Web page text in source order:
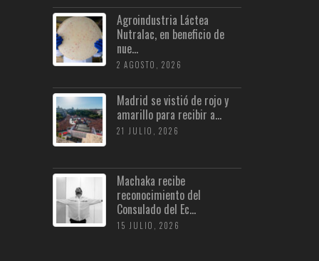
Agroindustria Láctea
Nutralac, en beneficio de
nue...
2 AGOSTO, 2026
Madrid se vistió de rojo y
amarillo para recibir a...
21 JULIO, 2026
Machaka recibe
reconocimiento del
Consulado del Ec...
15 JULIO, 2026